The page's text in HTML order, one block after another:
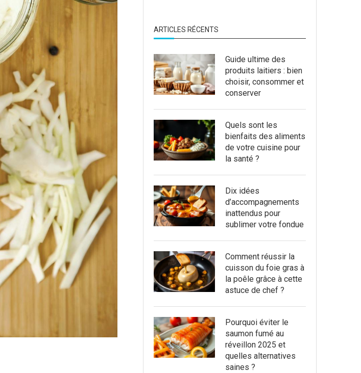
ARTICLES RÉCENTS
Guide ultime des
produits laitiers : bien
choisir, consommer et
conserver
Quels sont les
bienfaits des aliments
de votre cuisine pour
la santé ?
Dix idées
d’accompagnements
inattendus pour
sublimer votre fondue
Comment réussir la
cuisson du foie gras à
la poêle grâce à cette
astuce de chef ?
Pourquoi éviter le
saumon fumé au
réveillon 2025 et
quelles alternatives
saines ?